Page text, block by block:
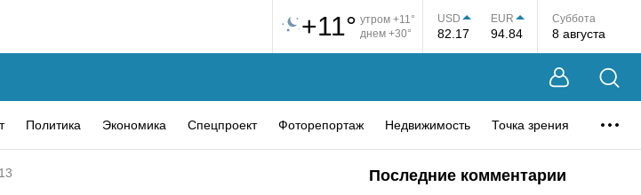
+11° утром +11°
днем +30°
USD
82.17
EUR
94.84
Суббота
8 августа
Политика Экономика Спецпроект Фоторепортаж Недвижимость Точка зрения
Последние комментарии